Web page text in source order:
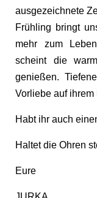
ausgezeichnete
Frühling bringt
mehr zum
scheint die
genießen.
Vorliebe auf ihrem
Habt ihr auch
Haltet die Ohren
Eure